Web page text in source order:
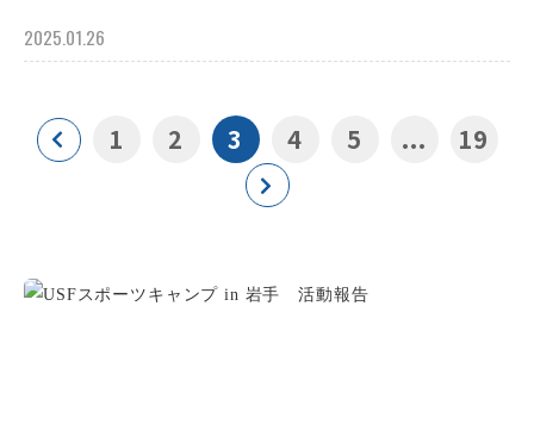
2025.01.26
1 2 3 4 5 ... 19